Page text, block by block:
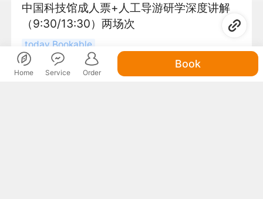
中国科技馆成人票+人工导游研学深度讲解
（9:30/13:30）两场次
today Bookable
¥ 108 立即预订
Home Service Order
Book